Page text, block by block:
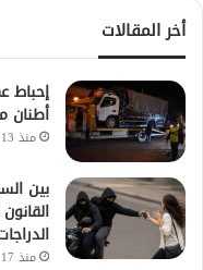
أخر المقالات
أطنان
منذ 13 ساعة
بين
منذ 17 ساعة